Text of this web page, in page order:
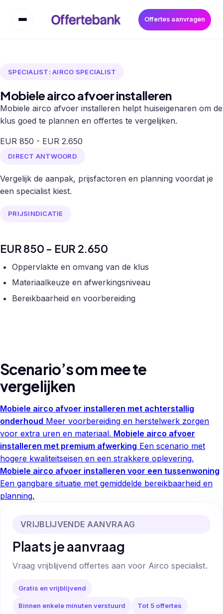
Offertes aanvragen
SPECIALIST: AIRCO SPECIALIST
Mobiele airco afvoer installeren
Mobiele airco afvoer installeren helpt huiseigenaren om de
klus goed te plannen en offertes te vergelijken.
EUR 850 - EUR 2.650
DIRECT ANTWOORD
Vergelijk de aanpak, prijsfactoren en planning voordat je
een specialist kiest.
PRIJSINDICATIE
EUR 850 - EUR 2.650
Oppervlakte en omvang van de klus
Materiaalkeuze en afwerkingsniveau
Bereikbaarheid en voorbereiding
Scenario’s om mee te
vergelijken
Mobiele airco afvoer installeren met achterstallig
onderhoud Meer voorbereiding en herstelwerk zorgen
voor extra uren en materiaal. Mobiele airco afvoer
installeren met premium afwerking Een scenario met
hogere kwaliteitseisen en een strakkere oplevering.
Mobiele airco afvoer installeren voor een tussenwoning
Een gangbare situatie met gemiddelde bereikbaarheid en
planning.
VRIJBLIJVENDE AANVRAAG
Plaats je aanvraag
Vraag vrijblijvend offertes aan voor Airco specialist.
Gratis en vrijblijvend
Binnen enkele minuten verstuurd Tot 5 offertes